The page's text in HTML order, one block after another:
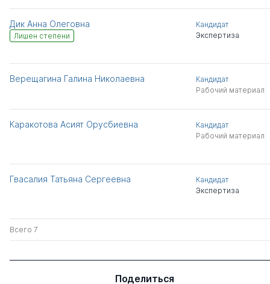
Дик Анна Олеговна
Лишен степени
Кандидат
Экспертиза
Верещагина Галина Николаевна
Кандидат
Рабочий материал
Каракотова Асият Орусбиевна
Кандидат
Рабочий материал
Гвасалия Татьяна Сергеевна
Кандидат
Экспертиза
Всего 7
Поделиться